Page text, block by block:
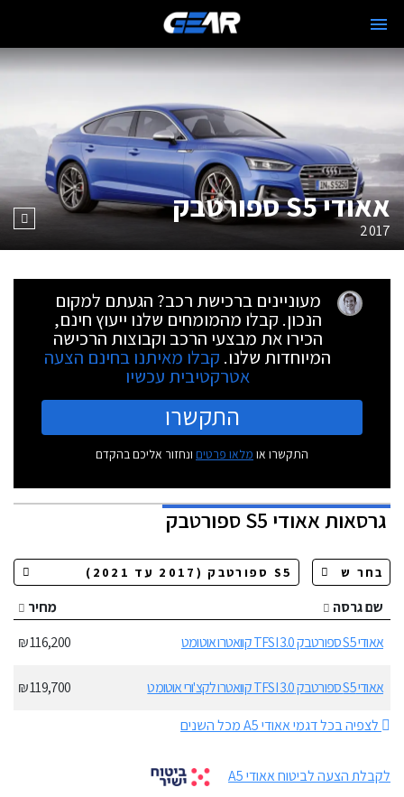
אאודי S5 ספורטבק
2017
מעוניינים ברכישת רכב? הגעתם למקום
הנכון. קבלו מהמומחים שלנו ייעוץ חינם,
הכירו את מבצעי הרכב וקבוצות הרכישה
המיוחדות שלנו. קבלו מאיתנו בחינם הצעה
אטרקטיבית עכשיו
התקשרו
התקשרו או מלאו פרטים ונחזור אליכם בהקדם
גרסאותאאודי S5 ספורטבק
שם גרסה
מחיר
אאודי S5 ספורטבק 3.0 TFSI קוואטרו אוטומט
116,200 ₪
אאודי S5 ספורטבק 3.0 TFSI קוואטרו לקצ'ורי אוטומט
119,700 ₪
לצפיה בכל דגמי אאודי A5 מכל השנים
לקבלת הצעה לביטוח אאודי A5